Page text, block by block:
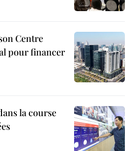
Centre
pour financer
la course